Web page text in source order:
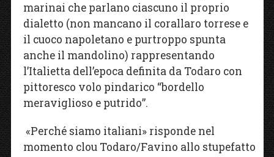
marinai che parlano ciascuno il proprio
dialetto (non mancano il corallaro torrese e
il cuoco napoletano e purtroppo spunta
anche il mandolino) rappresentando
l’Italietta dell’epoca definita da Todaro con
pittoresco volo pindarico “bordello
meraviglioso e putrido”.
«Perché siamo italiani» risponde nel
momento clou Todaro/Favino allo stupefatto